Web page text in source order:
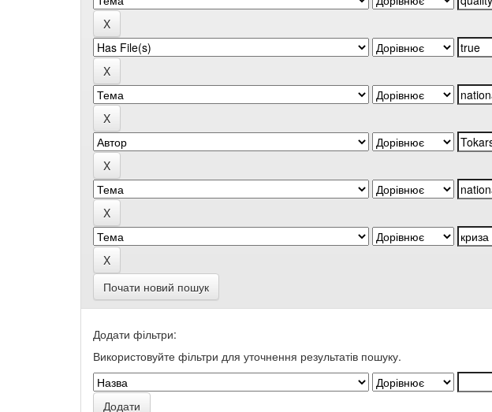
Почати новий пошук
Додати фільтри:
Використовуйте фільтри для уточнення результатів пошуку.